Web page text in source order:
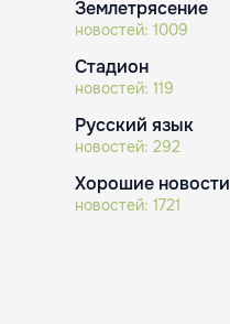
Землетрясение
новостей: 1009
Стадион
новостей: 119
Русский язык
новостей: 292
Хорошие новости
новостей: 1721